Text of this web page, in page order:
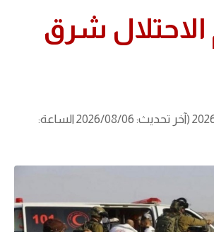
الاحتلال شرق
نشر بتاريخ: 2026/04/22 (آخر تحديث: 2026/08/06 الساعة: